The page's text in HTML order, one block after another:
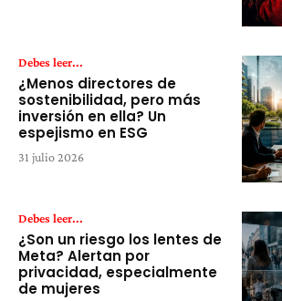
Debes leer...
¿Menos directores de
sostenibilidad, pero más
inversión en ella? Un
espejismo en ESG
31 julio 2026
Debes leer...
¿Son un riesgo los lentes de
Meta? Alertan por
privacidad, especialmente
de mujeres